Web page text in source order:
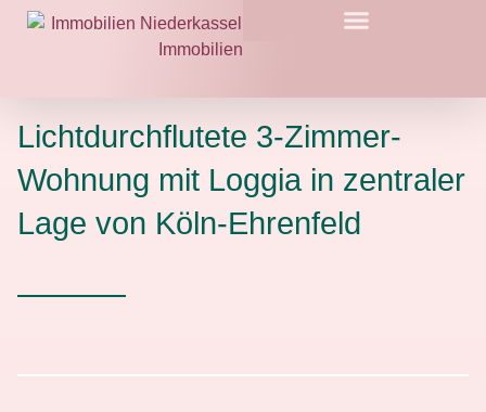
Lichtdurchflutete 3-Zimmer-
Wohnung mit Loggia in zentraler
Lage von Köln-Ehrenfeld